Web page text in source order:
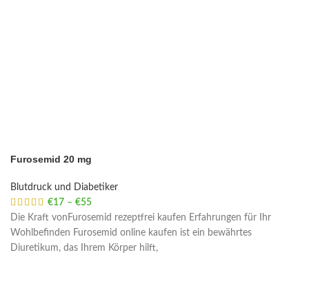
Furosemid 20 mg
Blutdruck und Diabetiker
€17 – €55
Die Kraft vonFurosemid rezeptfrei kaufen Erfahrungen für Ihr
Wohlbefinden Furosemid online kaufen ist ein bewährtes
Diuretikum, das Ihrem Körper hilft,